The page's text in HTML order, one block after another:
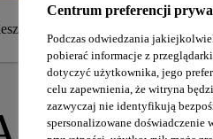
Centrum preferencji
Podczas odwiedzania
pobierać informacje z
dotyczyć użytkownika, jego
celu zapewnienia, że witryna
zazwyczaj nie identyfikują
spersonalizowane doświadczenie